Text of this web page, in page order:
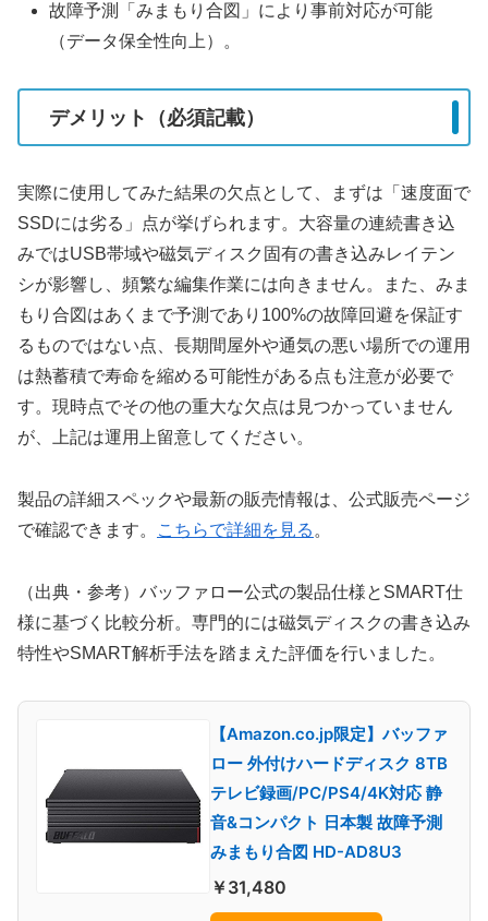
故障予測「みまもり合図」により事前対応が可能
（データ保全性向上）。
デメリット（必須記載）
実際に使用してみた結果の欠点として、まずは「速度面で
SSDには劣る」点が挙げられます。大容量の連続書き込
みではUSB帯域や磁気ディスク固有の書き込みレイテン
シが影響し、頻繁な編集作業には向きません。また、みま
もり合図はあくまで予測であり100%の故障回避を保証す
るものではない点、長期間屋外や通気の悪い場所での運用
は熱蓄積で寿命を縮める可能性がある点も注意が必要で
す。現時点でその他の重大な欠点は見つかっていません
が、上記は運用上留意してください。
製品の詳細スペックや最新の販売情報は、公式販売ページ
で確認できます。
こちらで詳細を見る 。
（出典・参考）バッファロー公式の製品仕様とSMART仕
様に基づく比較分析。専門的には磁気ディスクの書き込み
特性やSMART解析手法を踏まえた評価を行いました。
【Amazon.co.jp限定】バッファ
ロー 外付けハードディスク 8TB
テレビ録画/PC/PS4/4K対応 静
音&コンパクト 日本製 故障予測
みまもり合図 HD-AD8U3
￥31,480